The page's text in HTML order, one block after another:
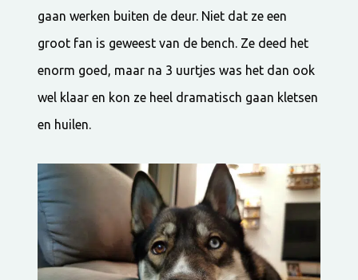
gaan werken buiten de deur. Niet dat ze een
groot fan is geweest van de bench. Ze deed het
enorm goed, maar na 3 uurtjes was het dan ook
wel klaar en kon ze heel dramatisch gaan kletsen
en huilen.